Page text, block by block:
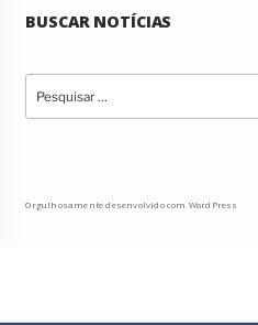
BUSCAR NOTÍCIAS
por:
Orgulhosamente desenvolvido com WordPress